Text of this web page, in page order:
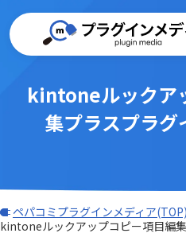
kintoneルックア
集プラスプラ
ペパコミプラグインメディア(TOP)
kintoneルックアップコピー項目編